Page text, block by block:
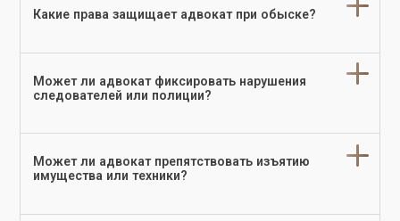
Какие права защищает адвокат при обыске?
Может ли адвокат фиксировать нарушения
следователей или полиции?
Может ли адвокат препятствовать изъятию
имущества или техники?